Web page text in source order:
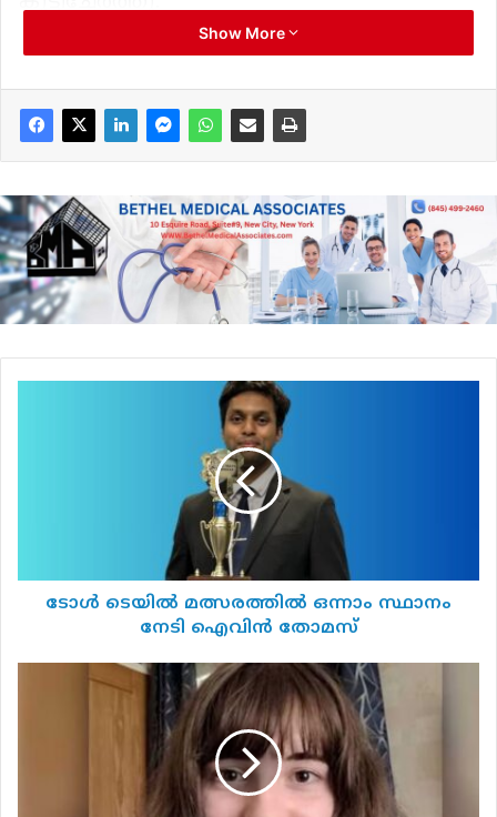
വെടിനിർത്തലിനുള്ള ഒരു ഓഫർ
മുന്നോട്ടുവെച്ചിരിക്കുകയാണ്. അതിനുശേഷം
ചർച്ചകൾ ആരംഭിക്കാനുള്ള
ആഹ്വാനവുമുണ്ട്. ഈ ഓഫർ
ഇരുവശങ്ങളും സ്വീകരിക്കുമോയെന്ന് നാം
നോക്കണം.
ഇരു രാജ്യങ്ങളും തമ്മിൽ ആക്രമണം
അവസാനിപ്പിക്കണമെന്നും, പുറത്തുള്ള
ബോംബാക്രമണങ്ങളിലൂടെ പ്രശ്‌നങ്ങൾ
പരിഹരിക്കാനാവില്ലെന്നും മക്രോ പറഞ്ഞു.
യുഎസിന് ഈ വെടിനിർത്തല്‍ കരാറിലേക്ക്
വഴിതെളിയിക്കാൻ സാധിച്ചാൽ അത് നല്ല
മുന്നേറ്റമാകുംとも അദ്ദേഹം കൂട്ടിച്ചേർത്തു.
ഇറാന്‍-ഇസ്രായേല്‍ സംഘർഷത്തിന്റെ
പശ്ചാത്തലത്തില്‍ ജി7 ഉച്ചകോടി
പൂർത്തിയാകുന്നതിന് മുമ്പേ ട്രംപ്
കാനഡയിൽ നിന്ന് മടങ്ങിയിരുന്നു. കഴിഞ്ഞ
Show More
ടോൾ ടെയിൽ മത്സരത്തിൽ ഒന്നാം സ്ഥാനം
നേടി ഐവിൻ തോമസ്
യോർക്ക്ഷെയറിൽ